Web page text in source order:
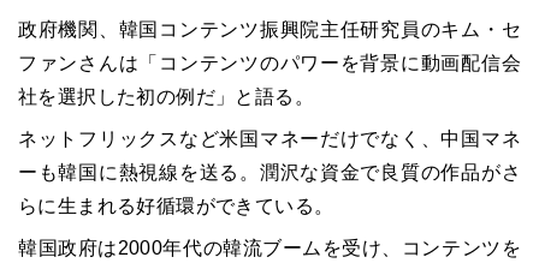
政府機関、韓国コンテンツ振興院主任研究員のキム・セ
ファンさんは「コンテンツのパワーを背景に動画配信会
社を選択した初の例だ」と語る。
ネットフリックスなど米国マネーだけでなく、中国マネ
ーも韓国に熱視線を送る。潤沢な資金で良質の作品がさ
らに生まれる好循環ができている。
韓国政府は2000年代の韓流ブームを受け、コンテンツを